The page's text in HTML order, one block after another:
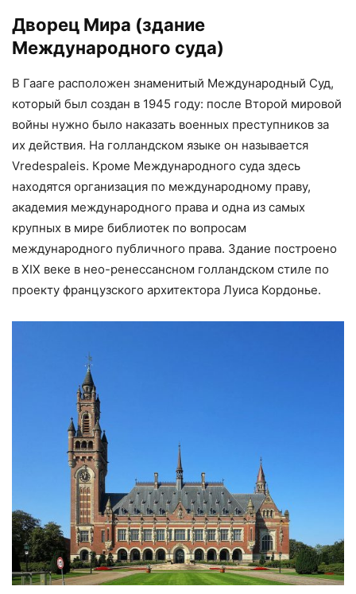
Дворец Мира (здание
Международного суда)
В Гааге расположен знаменитый Международный Суд,
который был создан в 1945 году: после Второй мировой
войны нужно было наказать военных преступников за
их действия. На голландском языке он называется
Vredespaleis. Кроме Международного суда здесь
находятся организация по международному праву,
академия международного права и одна из самых
крупных в мире библиотек по вопросам
международного публичного права. Здание построено
в XIX веке в нео-ренессансном голландском стиле по
проекту французского архитектора Луиса Кордонье.